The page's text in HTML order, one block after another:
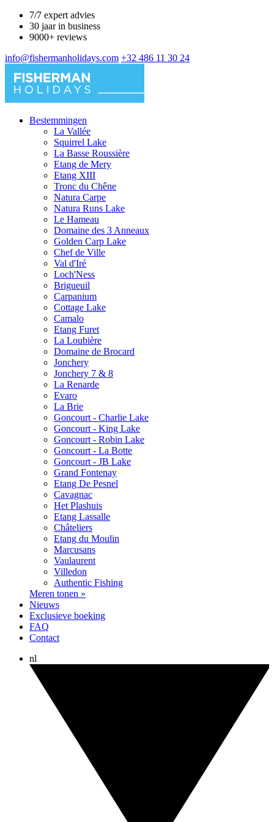
7/7 expert advies
30 jaar in business
9000+ reviews
info@fishermanholidays.com +32 486 11 30 24
Bestemmingen
La Vallée
Squirrel Lake
La Basse Roussière
Etang de Mery
Etang XIII
Tronc du Chêne
Natura Carpe
Natura Runs Lake
Le Hameau
Domaine des 3 Anneaux
Golden Carp Lake
Chef de Ville
Val d'Iré
Loch'Ness
Brigueuil
Carpanium
Cottage Lake
Camalo
Etang Furet
La Loubière
Domaine de Brocard
Jonchery
Jonchery 7 & 8
La Renarde
Evaro
La Brie
Goncourt - Charlie Lake
Goncourt - King Lake
Goncourt - Robin Lake
Goncourt - La Botte
Goncourt - JB Lake
Grand Fontenay
Etang De Pesnel
Cavagnac
Het Plashuis
Etang Lassalle
Châteliers
Etang du Moulin
Marcusans
Vaulaurent
Villedon
Authentic Fishing
Meren tonen »
Nieuws
Exclusieve boeking
FAQ
Contact
nl